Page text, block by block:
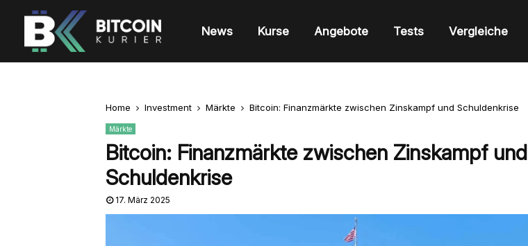
News Kurse Angebote Tests Vergleiche
Home Investment Märkte Bitcoin: Finanzmärkte zwischen Zinskampf und Schuldenkrise
Märkte
Bitcoin: Finanzmärkte zwischen Zinskampf und
Schuldenkrise
17. März 2025